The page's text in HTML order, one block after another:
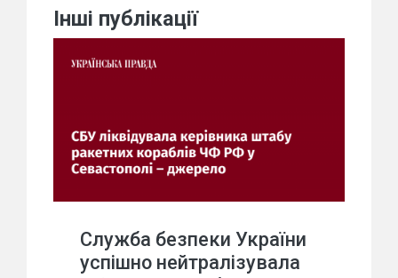
Інші публікації
Служба безпеки України
успішно нейтралізувала